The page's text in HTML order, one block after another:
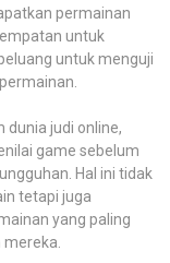
permainan
untuk
untuk menguji
judi online,
game sebelum
Hal ini tidak
tetapi juga
yang paling